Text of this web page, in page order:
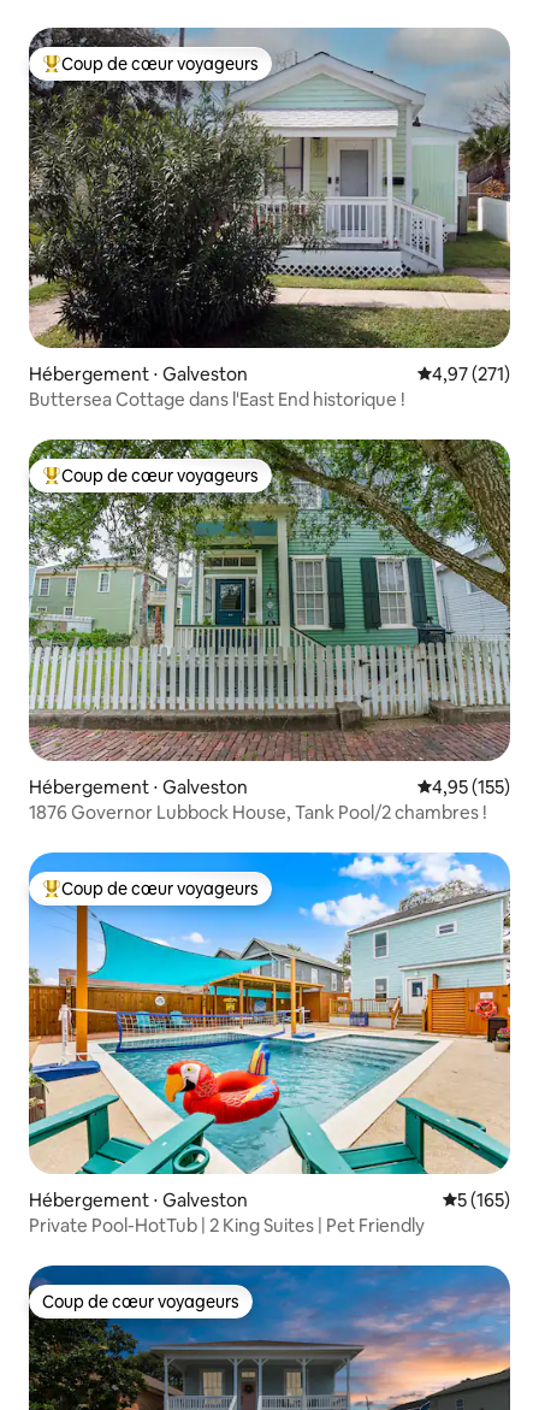
Coups de cœur voyageurs les plus appréciés
Coup de cœur voyageurs
Hébergement ⋅ Galveston Évaluation
4,97 (271)
Buttersea Cottage dans l'East End historique !
Coups de cœur voyageurs les plus appréciés
Coup de cœur voyageurs
Hébergement ⋅ Galveston Évaluation
4,95 (155)
1876 Governor Lubbock House, Tank Pool/2 chambres !
Coups de cœur voyageurs les plus appréciés
Coup de cœur voyageurs
Hébergement ⋅ Galveston Évaluation
5 (165)
Private Pool-HotTub | 2 King Suites | Pet Friendly
Coup de cœur voyageurs
Coup de cœur voyageurs